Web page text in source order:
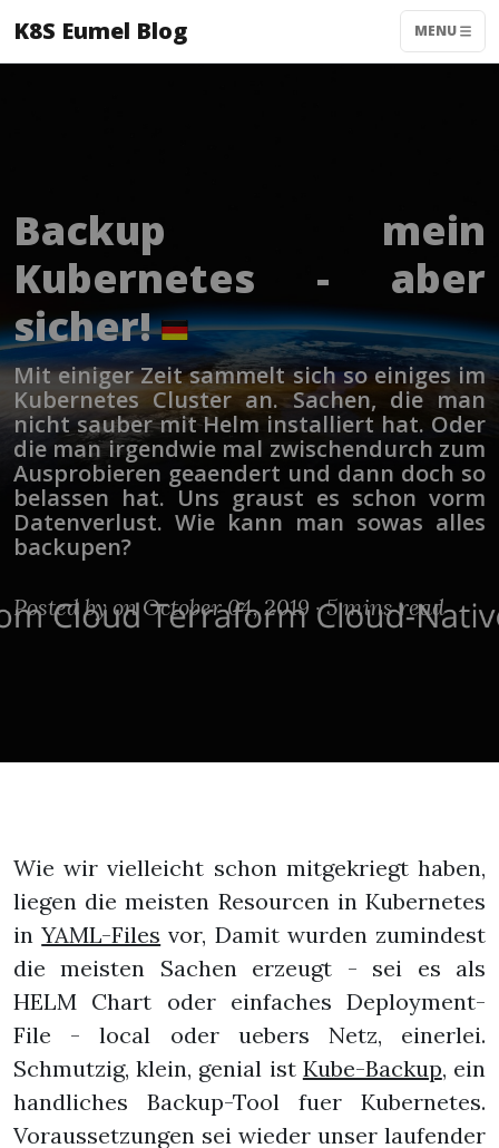
K8S Eumel Blog MENU
Backup mein
Kubernetes - aber
sicher!
Mit einiger Zeit sammelt sich so einiges im
Kubernetes Cluster an. Sachen, die man
nicht sauber mit Helm installiert hat. Oder
die man irgendwie mal zwischendurch zum
Ausprobieren geaendert und dann doch so
belassen hat. Uns graust es schon vorm
Datenverlust. Wie kann man sowas alles
backupen?
Posted by on October 04, 2019 ·5 mins read
Wie wir vielleicht schon mitgekriegt haben,
liegen die meisten Resourcen in Kubernetes
inYAML-Files vor, Damit wurden zumindest
die meisten Sachen erzeugt - sei es als
HELM Chart oder einfaches Deployment-
File - local oder uebers Netz, einerlei.
Schmutzig, klein, genial ist Kube-Backup, ein
handliches Backup-Tool fuer Kubernetes.
Voraussetzungen sei wieder unser laufender